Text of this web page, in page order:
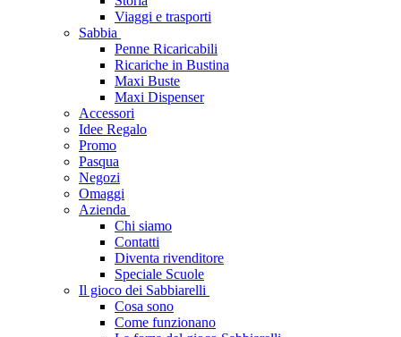
Viaggi e trasporti
Sabbia
Penne Ricaricabili
Ricariche in Bustina
Maxi Buste
Maxi Dispenser
Accessori
Idee Regalo
Promo
Pasqua
Negozi
Omaggi
Azienda
Chi siamo
Contatti
Diventa rivenditore
Speciale Scuole
Il gioco dei Sabbiarelli
Cosa sono
Come funzionano